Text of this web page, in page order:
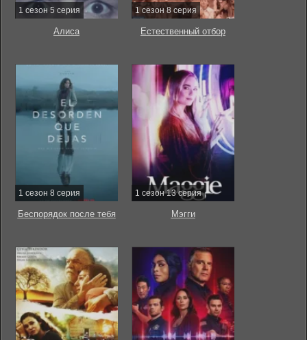
1 сезон 5 серия
Алиса
1 сезон 8 серия
Естественный отбор
1 сезон 8 серия
Беспорядок после тебя
1 сезон 13 серия
Мэгги